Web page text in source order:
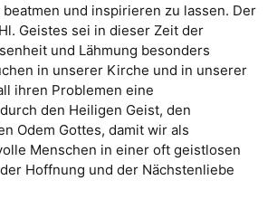
und inspirieren zu lassen. Der
Geistes sei in dieser Zeit der
und Lähmung besonders
in unserer Kirche und in unserer
ihren Problemen eine
den Heiligen Geist, den
Odem Gottes, damit wir als
Menschen in einer oft geistlosen
Hoffnung und der Nächstenliebe